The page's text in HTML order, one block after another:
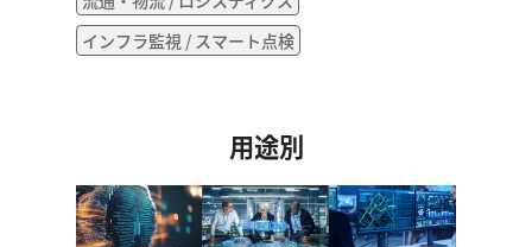
インフラ監視 / スマート点検
用途別